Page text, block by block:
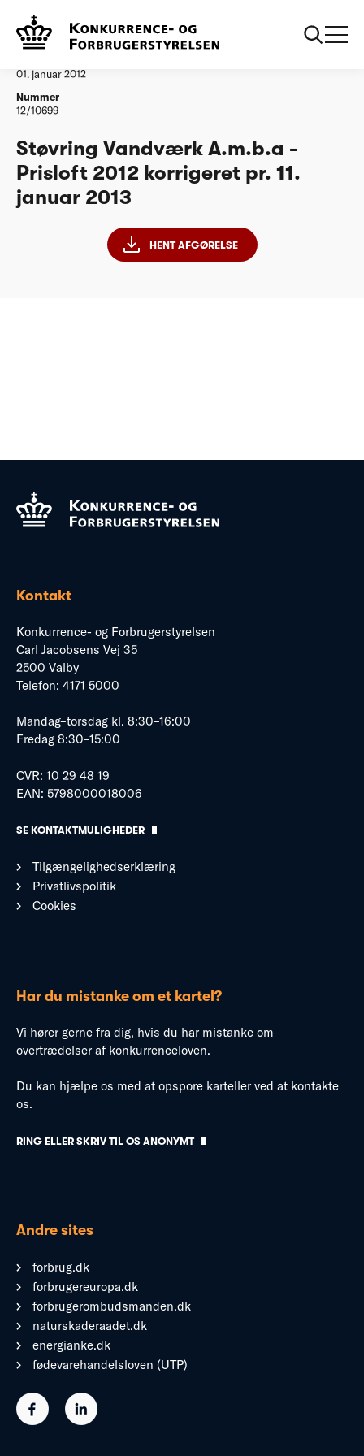
Vandtilsyn
01. januar 2012
Nummer
12/10699
Støvring Vandværk A.m.b.a -
Prisloft 2012 korrigeret pr. 11.
januar 2013
HENT AFGØRELSE
Kontakt
Konkurrence- og Forbrugerstyrelsen
Carl Jacobsens Vej 35
2500 Valby
Telefon: 4171 5000
Mandag–torsdag kl. 8:30–16:00
Fredag 8:30–15:00
CVR: 10 29 48 19
EAN: 5798000018006
SE KONTAKTMULIGHEDER
Tilgængelighedserklæring
Privatlivspolitik
Cookies
Har du mistanke om et kartel?
Vi hører gerne fra dig, hvis du har mistanke om
overtrædelser af konkurrenceloven.
Du kan hjælpe os med at opspore karteller ved at kontakte
os.
RING ELLER SKRIV TIL OS ANONYMT
Andre sites
forbrug.dk
forbrugereuropa.dk
forbrugerombudsmanden.dk
naturskaderaadet.dk
energianke.dk
fødevarehandelsloven (UTP)